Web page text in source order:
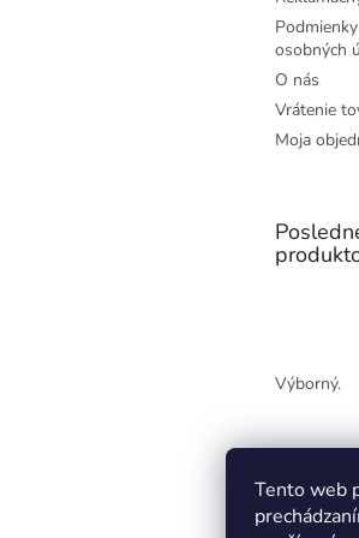
Tento web
osobných
O nás
Vrátenie
Moja
Výborný.